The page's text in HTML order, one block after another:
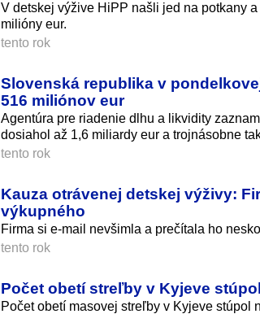
V detskej výžive HiPP našli jed na potkany
milióny eur.
tento rok
Slovenská republika v
516 miliónov eur
Agentúra pre riadenie dlhu a likvidity
dosiahol až 1,6 miliardy eur a trojnásobne
tento rok
Kauza otrávenej detskej výživy:
výkupného
Firma si e-mail nevšimla a prečítala ho
tento rok
Počet obetí streľby v Kyjeve
Počet obetí masovej streľby v Kyjeve